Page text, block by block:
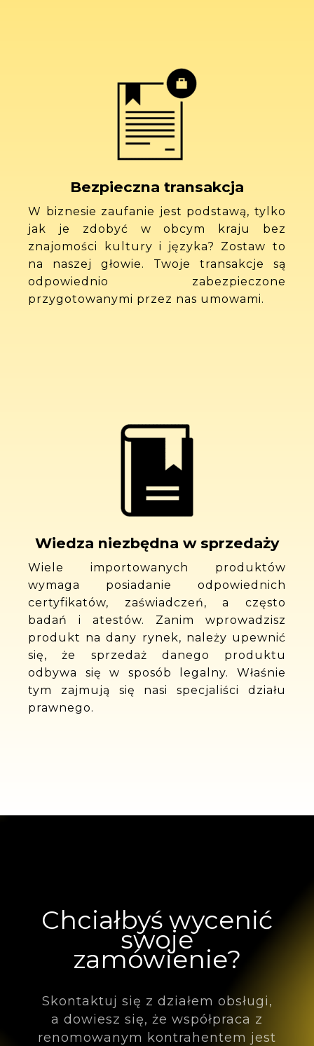
Bezpieczna transakcja
W biznesie zaufanie jest podstawą, tylko
jak je zdobyć w obcym kraju bez
znajomości kultury i języka? Zostaw to
na naszej głowie. Twoje transakcje są
odpowiednio zabezpieczone
przygotowanymi przez nas umowami.
Wiedza niezbędna w sprzedaży
Wiele importowanych produktów
wymaga posiadanie odpowiednich
certyfikatów, zaświadczeń, a często
badań i atestów. Zanim wprowadzisz
produkt na dany rynek, należy upewnić
się, że sprzedaż danego produktu
odbywa się w sposób legalny. Właśnie
tym zajmują się nasi specjaliści działu
prawnego.
Chciałbyś wycenić
swoje
zamówienie?
Skontaktuj się z działem obsługi,
a dowiesz się, że współpraca z
renomowanym kontrahentem jest